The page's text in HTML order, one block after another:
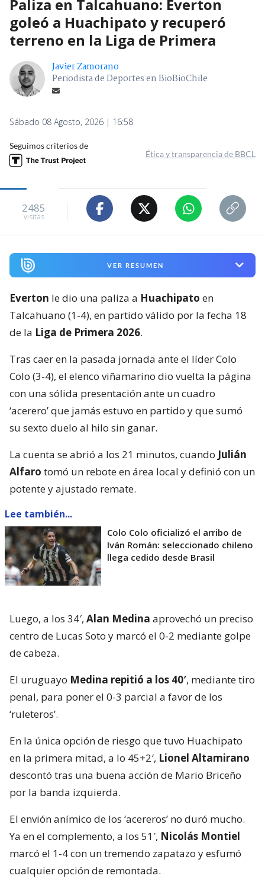
Paliza en Talcahuano: Everton
goleó a Huachipato y recuperó
terreno en la Liga de Primera
Javier Zamorano
Periodista de Deportes en BioBioChile
Sábado 08 Agosto, 2026 | 16:58
Seguimos criterios de
Ética y transparencia de BBCL
2485
visitas
VER RESUMEN
Everton le dio una paliza a Huachipato en
Talcahuano (1-4), en partido válido por la fecha 18
de la Liga de Primera 2026.
Tras caer en la pasada jornada ante el líder Colo
Colo (3-4), el elenco viñamarino dio vuelta la página
con una sólida presentación ante un cuadro
‘acerero’ que jamás estuvo en partido y que sumó
su sexto duelo al hilo sin ganar.
La cuenta se abrió a los 21 minutos, cuando Julián
Alfaro tomó un rebote en área local y definió con un
potente y ajustado remate.
Lee también...
Colo Colo oficializó el arribo de
Iván Román: seleccionado chileno
llega cedido desde Brasil
Luego, a los 34′, Alan Medina aprovechó un preciso
centro de Lucas Soto y marcó el 0-2 mediante golpe
de cabeza.
El uruguayo Medina repitió a los 40′, mediante tiro
penal, para poner el 0-3 parcial a favor de los
‘ruleteros’.
En la única opción de riesgo que tuvo Huachipato
en la primera mitad, a lo 45+2′, Lionel Altamirano
descontó tras una buena acción de Mario Briceño
por la banda izquierda.
El envión anímico de los ‘acereros’ no duró mucho.
Ya en el complemento, a los 51′, Nicolás Montiel
marcó el 1-4 con un tremendo zapatazo y esfumó
cualquier opción de remontada.